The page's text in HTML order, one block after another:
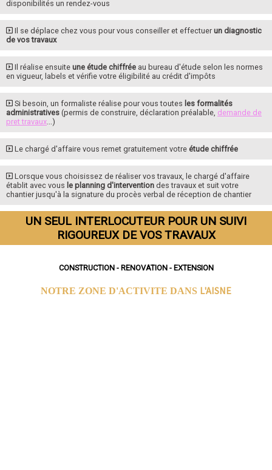
disponibilités un rendez-vous
Il se déplace chez vous pour vous conseiller et effectuerun diagnostic
de vos travaux
Il réalise ensuiteune étude chiffrée au bureau d'étude selon les normes
en vigueur, labels et vérifie votre éligibilité au crédit d'impôts
Si besoin, un formaliste réalise pour vous toutes les formalités
administratives (permis de construire, déclaration préalable, demande de
pret travaux ...)
Le chargé d'affaire vous remet gratuitement votreétude chiffrée
Lorsque vous choisissez de réaliser vos travaux, le chargé d'affaire
établit avec vous le planning d'intervention des travaux et suit votre
chantier jusqu'à la signature du procès verbal de réception de chantier
UN SEUL INTERLOCUTEUR POUR UN SUIVI
RIGOUREUX DE VOS TRAVAUX
CONSTRUCTION - RENOVATION - EXTENSION
NOTRE ZONE D'ACTIVITE DANS L'AISNE